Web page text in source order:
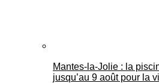
Mantes-la-Jolie : la
jusqu’au 9 août pour la